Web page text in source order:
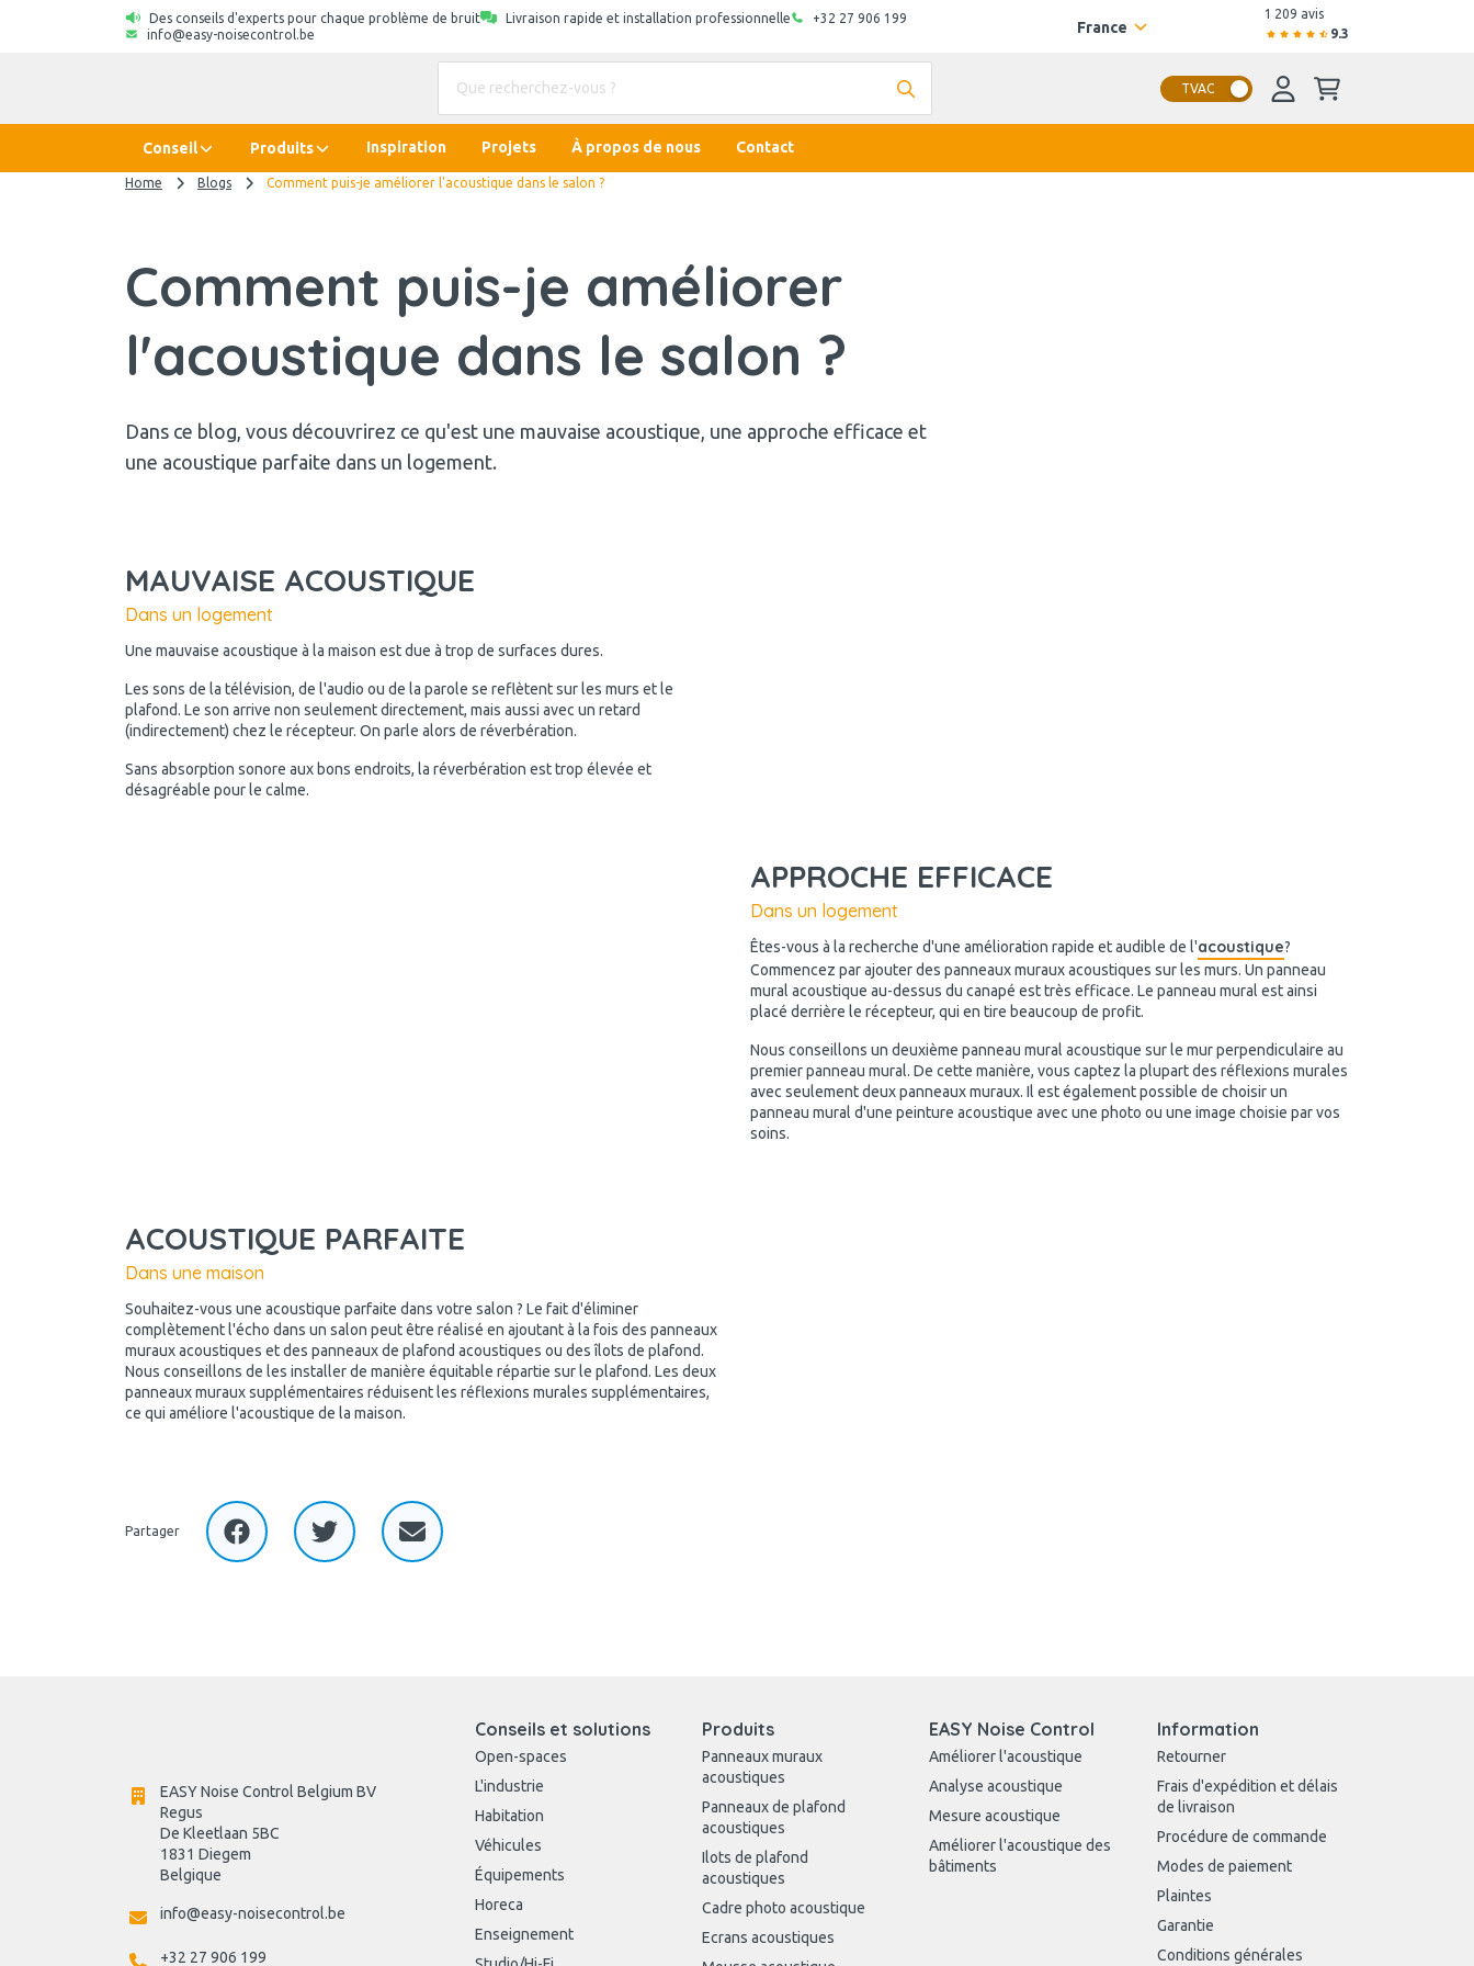
Des conseils d'experts pour chaque problème de bruit Livraison rapide et installation professionnelle
+32 27 906 199
info@easy-noisecontrol.be
France
1 209 avis
9.3
TVAC
Conseil Produits Inspiration Projets À propos de nous Contact
Home Blogs Comment puis-je améliorer l'acoustique dans le salon ?
Comment puis-je améliorer
l'acoustique dans le salon ?
Dans ce blog, vous découvrirez ce qu'est une mauvaise acoustique, une approche efficace et
une acoustique parfaite dans un logement.
MAUVAISE ACOUSTIQUE
Dans un logement
Une mauvaise acoustique à la maison est due à trop de surfaces dures.
Les sons de la télévision, de l'audio ou de la parole se reflètent sur les murs et le
plafond. Le son arrive non seulement directement, mais aussi avec un retard
(indirectement) chez le récepteur. On parle alors de réverbération.
Sans absorption sonore aux bons endroits, la réverbération est trop élevée et
désagréable pour le calme.
APPROCHE EFFICACE
Dans un logement
Êtes-vous à la recherche d'une amélioration rapide et audible de l'acoustique?
Commencez par ajouter des panneaux muraux acoustiques sur les murs. Un panneau
mural acoustique au-dessus du canapé est très efficace. Le panneau mural est ainsi
placé derrière le récepteur, qui en tire beaucoup de profit.
Nous conseillons un deuxième panneau mural acoustique sur le mur perpendiculaire au
premier panneau mural. De cette manière, vous captez la plupart des réflexions murales
avec seulement deux panneaux muraux. Il est également possible de choisir un
panneau mural d'une peinture acoustique avec une photo ou une image choisie par vos
soins.
ACOUSTIQUE PARFAITE
Dans une maison
Souhaitez-vous une acoustique parfaite dans votre salon ? Le fait d'éliminer
complètement l'écho dans un salon peut être réalisé en ajoutant à la fois des panneaux
muraux acoustiques et des panneaux de plafond acoustiques ou des îlots de plafond.
Nous conseillons de les installer de manière équitable répartie sur le plafond. Les deux
panneaux muraux supplémentaires réduisent les réflexions murales supplémentaires,
ce qui améliore l'acoustique de la maison.
Partager
EASY Noise Control Belgium BV
Regus
De Kleetlaan 5BC
1831 Diegem
Belgique
info@easy-noisecontrol.be
+32 27 906 199
Conseils et solutions
Open-spaces
L'industrie
Habitation
Véhicules
Équipements
Horeca
Enseignement
Produits
Panneaux muraux
acoustiques
Panneaux de plafond
acoustiques
Ilots de plafond
acoustiques
Cadre photo acoustique
Ecrans acoustiques
EASY Noise Control
Améliorer l'acoustique
Analyse acoustique
Mesure acoustique
Améliorer l'acoustique des
bâtiments
Information
Retourner
Frais d'expédition et délais
de livraison
Procédure de commande
Modes de paiement
Plaintes
Garantie
Conditions générales